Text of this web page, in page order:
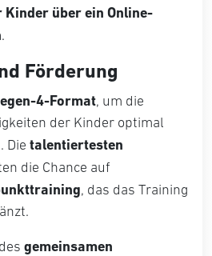
Kinder über ein Online-
.
Förderung
4-Format, um die
der Kinder optimal
Die talentiertesten
die Chance auf
, das das Training
gemeinsamen